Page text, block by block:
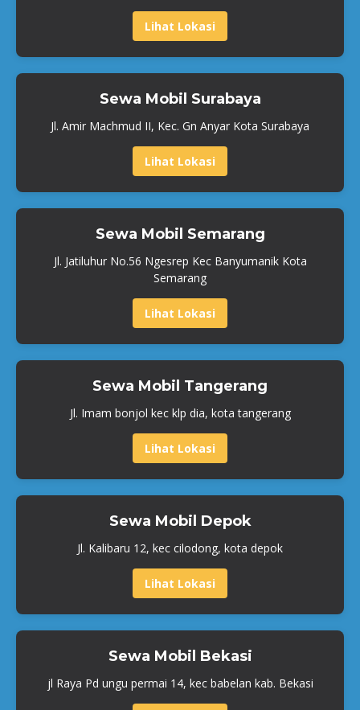
Lihat Lokasi
Sewa Mobil Surabaya
Jl. Amir Machmud II, Kec. Gn Anyar Kota Surabaya
Lihat Lokasi
Sewa Mobil Semarang
Jl. Jatiluhur No.56 Ngesrep Kec Banyumanik Kota
Semarang
Lihat Lokasi
Sewa Mobil Tangerang
Jl. Imam bonjol kec klp dia, kota tangerang
Lihat Lokasi
Sewa Mobil Depok
Jl. Kalibaru 12, kec cilodong, kota depok
Lihat Lokasi
Sewa Mobil Bekasi
jl Raya Pd ungu permai 14, kec babelan kab. Bekasi